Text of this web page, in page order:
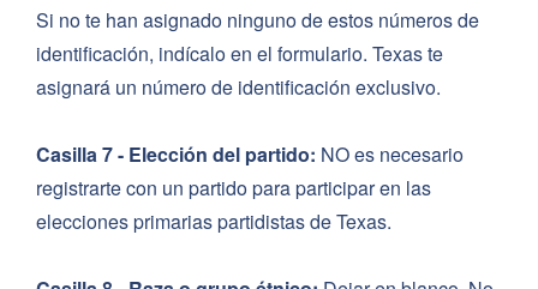
Si no te han asignado ninguno de estos números de
identificación, indícalo en el formulario. Texas te
asignará un número de identificación exclusivo.
Casilla 7 - Elección del partido: NO es necesario
registrarte con un partido para participar en las
elecciones primarias partidistas de Texas.